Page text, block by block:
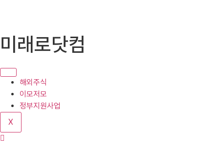
텐
로
기
미래로닷컴
해외주식
이모저모
정부지원사업
X